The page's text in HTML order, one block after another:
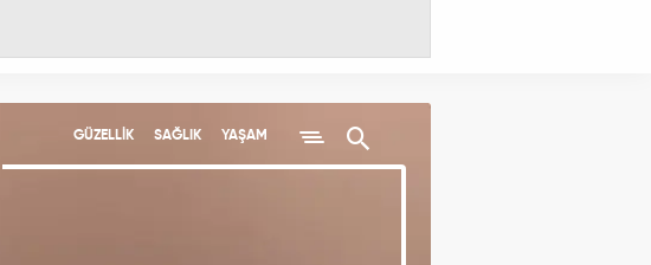
GÜZELLİK SAĞLIK YAŞAM